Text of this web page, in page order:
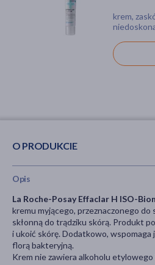
krem,
ml
krem,
O PRODUKCIE
Opis
La Roche-Posay Effaclar H ISO-
kremu myjącego, przeznaczonego do
skłonną do trądziku skórą. Produkt
i ukoić skórę. Dodatkowo, wspomaga
florą bakteryjną.
Krem nie zawiera alkoholu